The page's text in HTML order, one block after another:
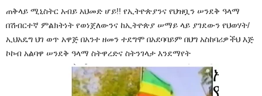
ጠቅላይ ሚኒስትር አብይ አህመድ ሆይ!! የኢትዮጵያንና የህዝቧን ሠንደቅ ዓላማ
በሽብርተኛ ምልክትነት የወነጀለውንና ከኢትዮጵያ ሠማይ ላይ ያገደውን የህወሃት/
ኢህአዴግ ህገ ወጥ አዋጅ በአንተ ዘመን ተደግሞ በአደባባይም በህግ አስከባሪዎችህ እጅ
ኮኮብ አልባዋ ሠንደቅ ዓላማ ስትዋረድና ስትንገላታ እንደማየት